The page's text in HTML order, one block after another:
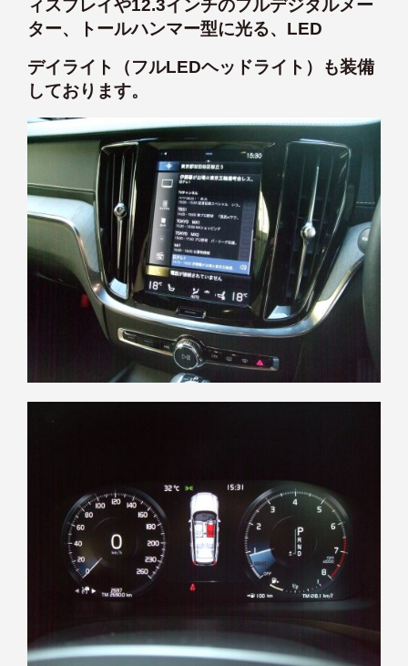
ィスプレイや12.3インチのフルデジタルメー
ター、トールハンマー型に光る、LED
デイライト（フルLEDヘッドライト）も装備
しております。